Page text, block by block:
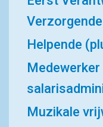
Helpende
Medewerker
Muzikale